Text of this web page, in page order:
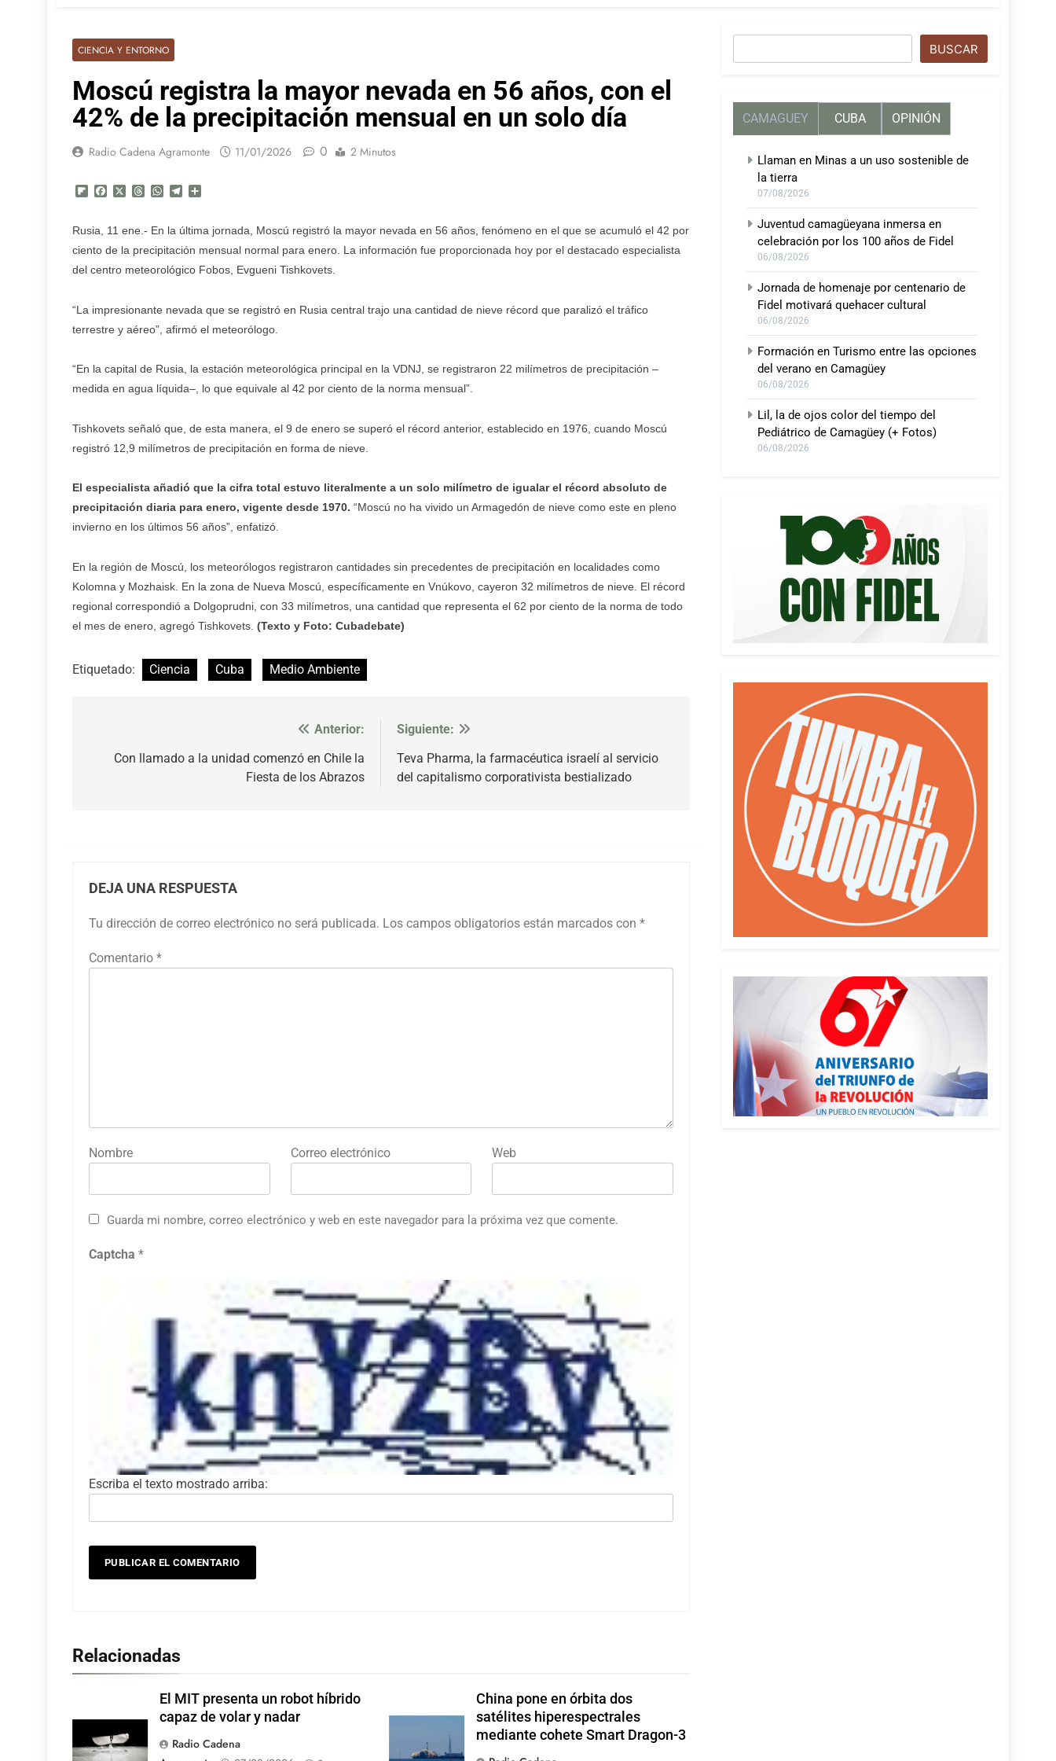
CIENCIA Y ENTORNO
Moscú registra la mayor nevada en 56 años, con el
42% de la precipitación mensual en un solo día
Radio Cadena Agramonte 11/01/2026 0 2 Minutos
Flipboard
FacebookThreadsWhatsApp
Telegram
Rusia, 11 ene.- En la última jornada, Moscú registró la mayor nevada en 56 años, fenómeno en el que se acumuló el 42 por
ciento de la precipitación mensual normal para enero. La información fue proporcionada hoy por el destacado especialista
del centro meteorológico Fobos, Evgueni Tishkovets.
“La impresionante nevada que se registró en Rusia central trajo una cantidad de nieve récord que paralizó el tráfico
terrestre y aéreo”, afirmó el meteorólogo.
“En la capital de Rusia, la estación meteorológica principal en la VDNJ, se registraron 22 milímetros de precipitación –
medida en agua líquida–, lo que equivale al 42 por ciento de la norma mensual”.
Tishkovets señaló que, de esta manera, el 9 de enero se superó el récord anterior, establecido en 1976, cuando Moscú
registró 12,9 milímetros de precipitación en forma de nieve.
El especialista añadió que la cifra total estuvo literalmente a un solo milímetro de igualar el récord absoluto de
precipitación diaria para enero, vigente desde 1970. “Moscú no ha vivido un Armagedón de nieve como este en pleno
invierno en los últimos 56 años”, enfatizó.
En la región de Moscú, los meteorólogos registraron cantidades sin precedentes de precipitación en localidades como
Kolomna y Mozhaisk. En la zona de Nueva Moscú, específicamente en Vnúkovo, cayeron 32 milímetros de nieve. El récord
regional correspondió a Dolgoprudni, con 33 milímetros, una cantidad que representa el 62 por ciento de la norma de todo
el mes de enero, agregó Tishkovets. (Texto y Foto: Cubadebate)
Etiquetado: Ciencia Cuba Medio Ambiente
Anterior:
Con llamado a la unidad comenzó en Chile la
Fiesta de los Abrazos
Siguiente:
Teva Pharma, la farmacéutica israelí al servicio
del capitalismo corporativista bestializado
DEJA UNA RESPUESTA
Tu dirección de correo electrónico no será publicada. Los campos obligatorios están marcados con *
Comentario *
Nombre Correo electrónico Web
Guarda mi nombre, correo electrónico y web en este navegador para la próxima vez que comente.
Captcha *
Escriba el texto mostrado arriba:
Relacionadas
El MIT presenta un robot híbrido
capaz de volar y nadar
Radio Cadena
China pone en órbita dos
satélites hiperespectrales
mediante cohete Smart Dragon-3
BUSCAR
CAMAGUEY CUBA OPINIÓN
Llaman en Minas a un uso sostenible de
la tierra
07/08/2026
Juventud camagüeyana inmersa en
celebración por los 100 años de Fidel
06/08/2026
Jornada de homenaje por centenario de
Fidel motivará quehacer cultural
06/08/2026
Formación en Turismo entre las opciones
del verano en Camagüey
06/08/2026
Lil, la de ojos color del tiempo del
Pediátrico de Camagüey (+ Fotos)
06/08/2026